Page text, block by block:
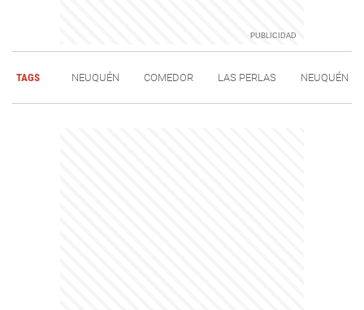
TAGS NEUQUÉN COMEDOR LAS PERLAS NEUQUÉN